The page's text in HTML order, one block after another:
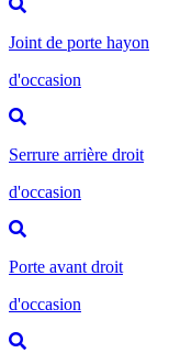
Joint de porte hayon
d'occasion
Serrure arrière droit
d'occasion
Porte avant droit
d'occasion